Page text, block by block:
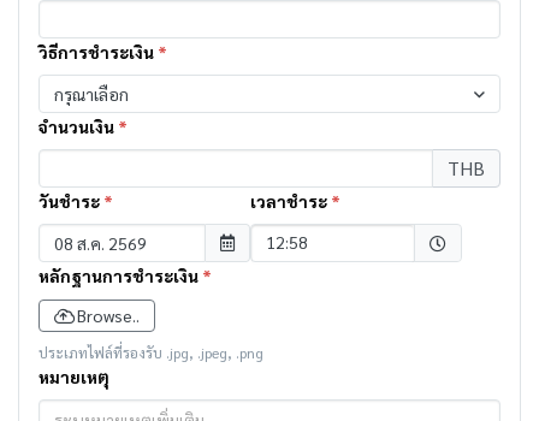
วิธีการชำระเงิน *
กรุณาเลือก
จำนวนเงิน *
THB
วันชำระ * เวลาชำระ *
12:58
หลักฐานการชำระเงิน *
Browse..
ประเภทไฟล์ที่รองรับ .jpg, .jpeg, .png
หมายเหตุ